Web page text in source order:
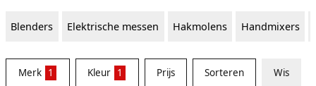
Blenders Elektrische messen Hakmolens Handmixers
Merk 1 Kleur 1 Prijs Sorteren Wis